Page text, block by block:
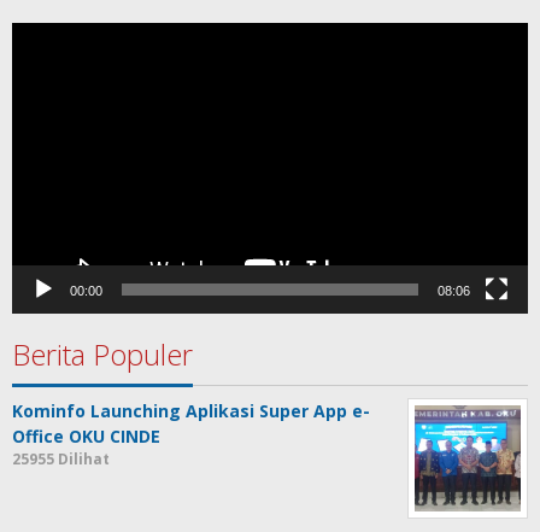
00:00 08:06
Berita Populer
Kominfo Launching Aplikasi Super App e-
Office OKU CINDE
25955 Dilihat